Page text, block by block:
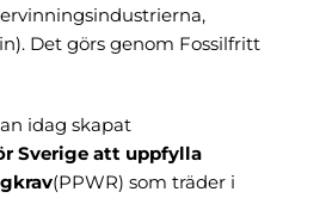
Det görs genom Fossilfritt
idag skapat
Sverige att uppfylla
(PPWR) som träder i